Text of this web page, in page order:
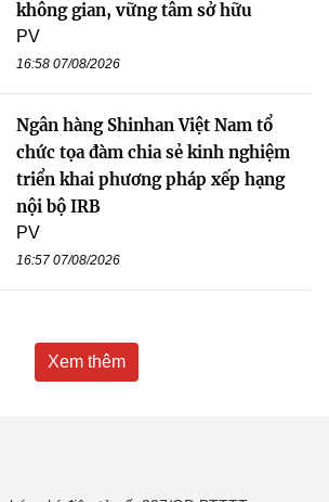
không gian, vững tâm sở hữu
PV
16:58 07/08/2026
Ngân hàng Shinhan Việt Nam tổ
chức tọa đàm chia sẻ kinh nghiệm
triển khai phương pháp xếp hạng
nội bộ IRB
PV
16:57 07/08/2026
Xem thêm